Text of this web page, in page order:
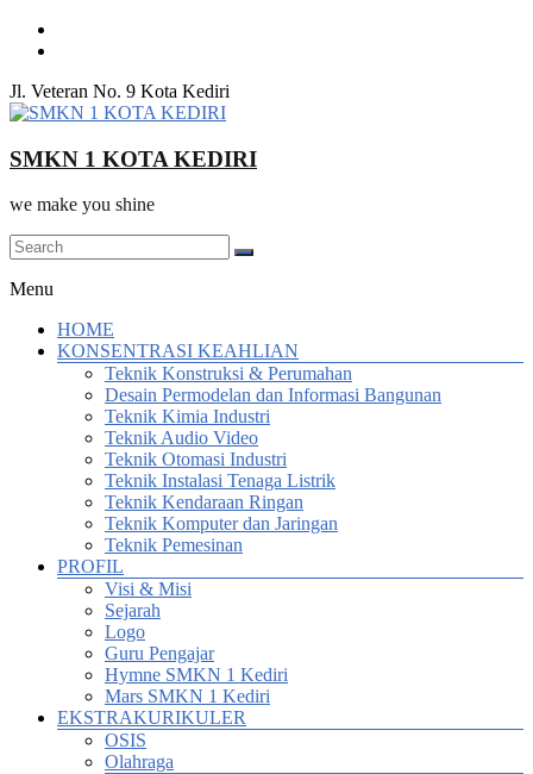
Skip
Jl. Veteran No. 9 Kota Kediri
SMKN 1 KOTA KEDIRI
we make you shine
Menu
HOME
KONSENTRASI KEAHLIAN
Teknik Konstruksi & Perumahan
Desain Permodelan dan Informasi Bangunan
Teknik Kimia Industri
Teknik Audio Video
Teknik Otomasi Industri
Teknik Instalasi Tenaga Listrik
Teknik Kendaraan Ringan
Teknik Komputer dan Jaringan
Teknik Pemesinan
PROFIL
Visi & Misi
Sejarah
Logo
Guru Pengajar
Hymne SMKN 1 Kediri
Mars SMKN 1 Kediri
EKSTRAKURIKULER
OSIS
Olahraga